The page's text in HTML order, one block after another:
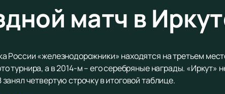
матч в
России «железнодорожники» находятся на третьем
турнира, а в 2014-м – его серебряные награды.
занял четвертую строчку в итоговой таблице.